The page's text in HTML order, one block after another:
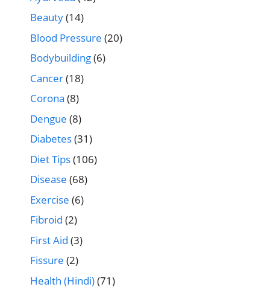
Beauty(14)
Blood Pressure (20)
Bodybuilding(6)
Cancer(18)
Corona (8)
Dengue (8)
Diabetes(31)
Diet Tips(106)
Disease (68)
Exercise (6)
Fibroid (2)
First Aid (3)
Fissure (2)
Health (Hindi)(71)